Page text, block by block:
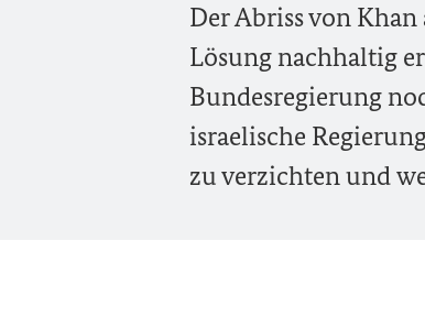
Der Abriss von
Lösung nachhaltig
Bundesregierung
israelische
zu verzichten und